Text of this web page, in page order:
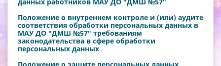
Положение о внутреннем контроле и (или) аудите
соответствия обработки персональных данных в
МАУ ДО "ДМШ №57" требованиям
законодательства в сфере обработки
персональных данных